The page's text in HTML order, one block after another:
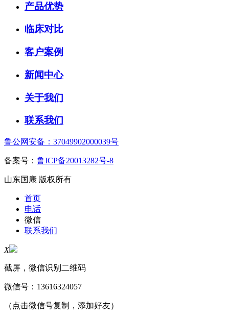
产品优势
临床对比
客户案例
新闻中心
关于我们
联系我们
鲁公网安备：37049902000039号
备案号： 鲁ICP备20013282号-8
山东国康 版权所有
首页
电话
微信
联系我们
X
截屏，微信识别二维码
微信号： 13616324057
（点击微信号复制，添加好友）